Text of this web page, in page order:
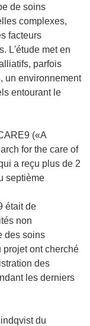
de soins
complexes,
facteurs
L'étude met en
parfois
un environnement
entourant le
(«A
for the care of
a reçu plus de 2
septième
était de
non
des soins
ont cherché
des
les derniers
du